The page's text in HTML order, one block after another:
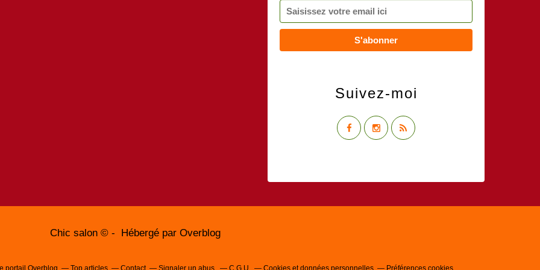
Suivez-moi
Chic salon © - Hébergé par Overblog
portail Overblog Top articles Contact Signaler un abus C.G.U. Cookies et données personnelles Préférences cookies